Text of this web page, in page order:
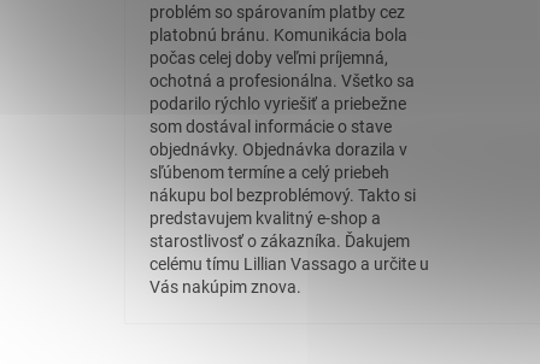
problém so spárovaním platby cez
platobnú bránu. Komunikácia bola
počas celej doby veľmi príjemná,
ochotná a profesionálna. Všetko sa
podarilo rýchlo vyriešiť a priebežne
som dostával informácie o stave
objednávky. Objednávka dorazila v
sľúbenom termíne a celý priebeh
nákupu bol bezproblémový. Takto si
predstavujem kvalitný e-shop a
starostlivosť o zákazníka. Ďakujem
celému tímu Lillian Vassago a určite u
Vás nakúpim znova.